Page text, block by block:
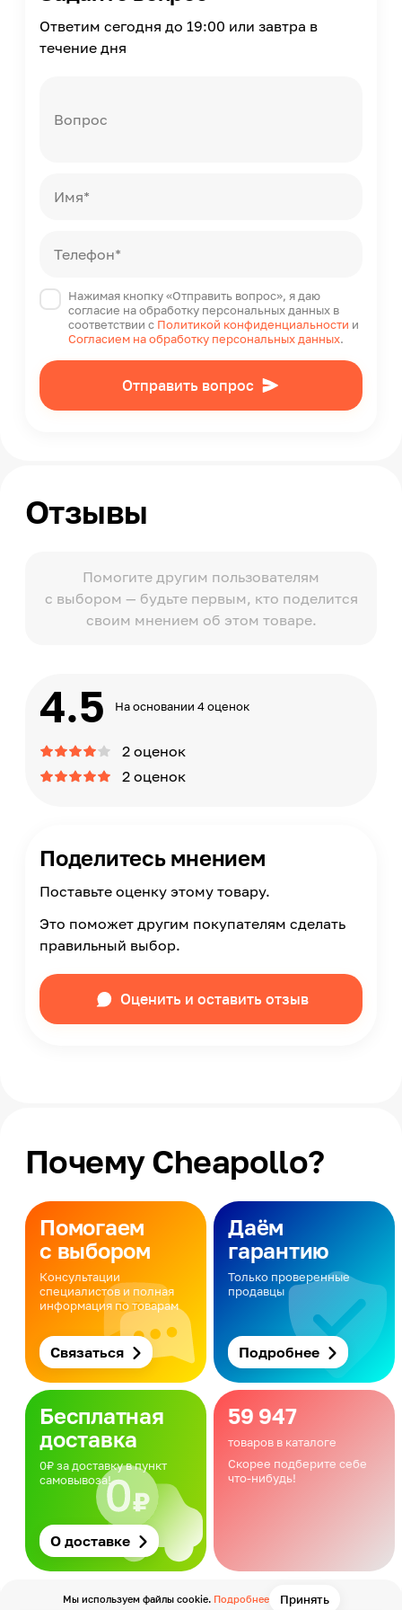
Расход
0.04
Можно мыть
наноформе.
Страна производства
Россия
Ответим сегодня до 19:00 или завтра в
течение дня
Вопрос
Имя*
Телефон*
Нажимая кнопку «Отправить вопрос», я даю
согласие на обработку персональных данных в
соответствии с Политикой конфиденциальности и
Согласием на обработку персональных данных.
Отправить вопрос
Отзывы
Помогите другим пользователям
с выбором — будьте первым, кто поделится
своим мнением об этом товаре.
4.5 На основании 4 оценок
2 оценок
2 оценок
Поделитесь мнением
Поставьте оценку этому товару.
Это поможет другим покупателям сделать
правильный выбор.
Оценить и оставить отзыв
Почему Cheapollo?
Помогаем
с выбором
Консультации
специалистов и полная
информация по товарам
Связаться
Даём
гарантию
Только проверенные
продавцы
Подробнее
Бесплатная
доставка
0₽ за доставку в пункт
самовывоза!
О доставке
59 947
товаров в каталоге
Скорее подберите себе
что-нибудь!
Мы используем файлы cookie. Подробнее Принять